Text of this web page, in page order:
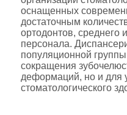
оснащенных
достаточным
ортодонтов, среднего
персонала.
популяционной
сокращения
деформаций, но и для
стоматологического